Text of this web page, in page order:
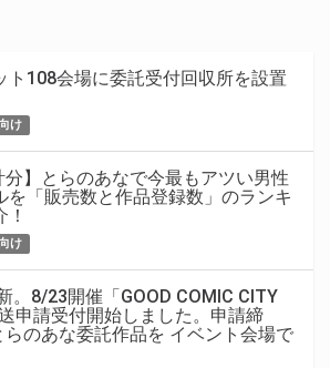
ト108会場に委託受付回収所を設置
け
分】とらのあなで今最もアツい男性
を「販売数と作品登録数」のランキ
け
。8/23開催「GOOD COMIC CITY
申請受付開始しました。申請締
のあな委託作品を イベント会場で